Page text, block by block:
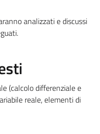
analizzati e discussi
(calcolo differenziale e
reale, elementi di